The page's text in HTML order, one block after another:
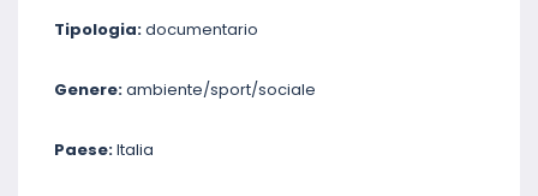
Tipologia:documentario
Genere:ambiente/sport/sociale
Paese:Italia